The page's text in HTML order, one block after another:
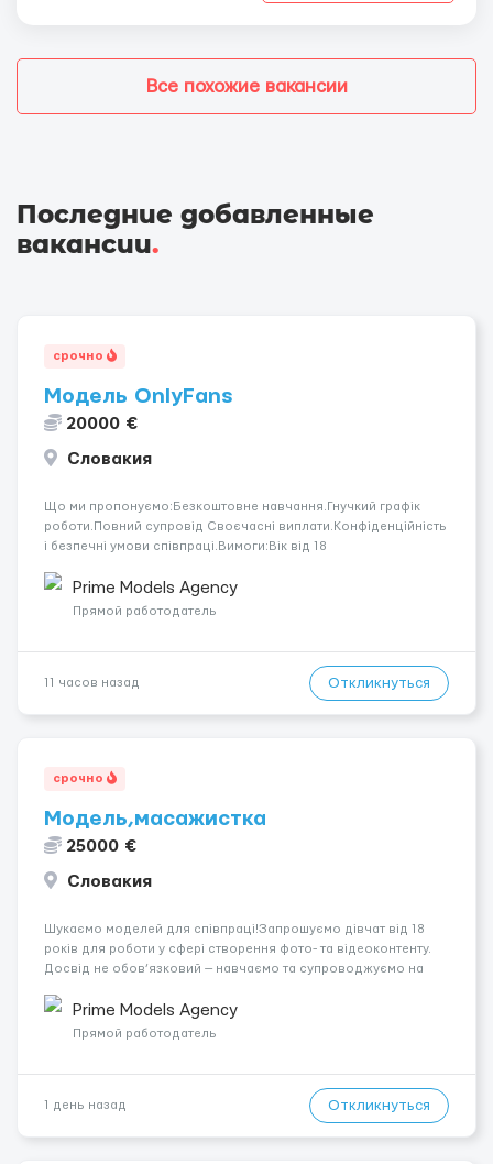
Все похожие вакансии
Последние добавленные
вакансии.
срочно
Модель OnlyFans
20000 €
Словакия
Що ми пропонуємо:Безкоштовне навчання.Гнучкий графік
роботи.Повний супровід Своєчасні виплати.Конфіденційність
і безпечні умови співпраці.Вимоги:Вік від 18
розвиватися.Досвід не обов’язковий.Якщо вас зацікавила
вакансія — залишайте відгук, і ми зв’яжемося ...
Prime Models Agency
Прямой работодатель
11 часов назад Откликнуться
срочно
Модель,масажистка
25000 €
Словакия
Шукаємо моделей для співпраці!Запрошуємо дівчат від 18
років для роботи у сфері створення фото- та відеоконтенту.
Досвід не обов’язковий — навчаємо та супроводжуємо на
конфіденційність і професійну підтримку. Працюємо офіційно,
поважаємо особ...
Prime Models Agency
Прямой работодатель
1 день назад Откликнуться